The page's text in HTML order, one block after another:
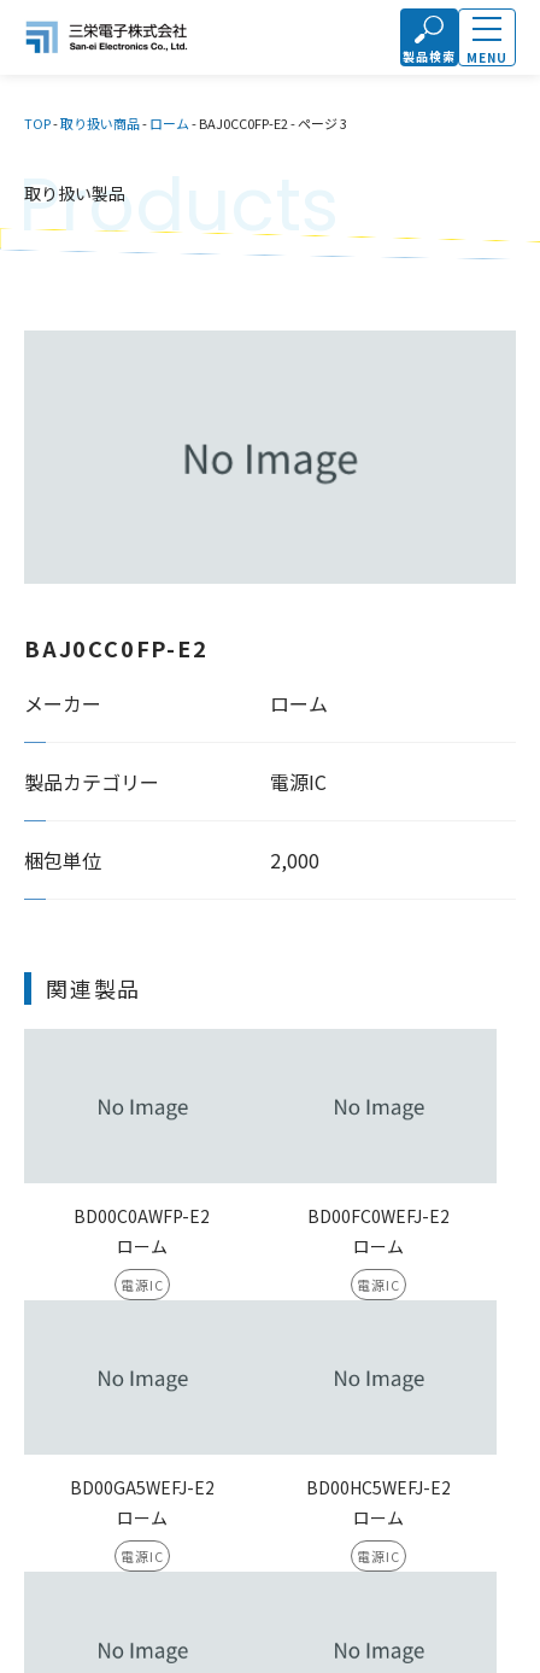
製品検索 MENU
TOP-取り扱い商品-ローム-BAJ0CC0FP-E2-ページ 3
取り扱い製品
Products
BAJ0CC0FP-E2
メーカー ローム
製品カテゴリー 電源IC
梱包単位 2,000
関連製品
BD00C0AWFP-E2
ローム
電源IC
BD00FC0WEFJ-E2
ローム
電源IC
BD00GA5WEFJ-E2
ローム
電源IC
BD00HC5WEFJ-E2
ローム
電源IC